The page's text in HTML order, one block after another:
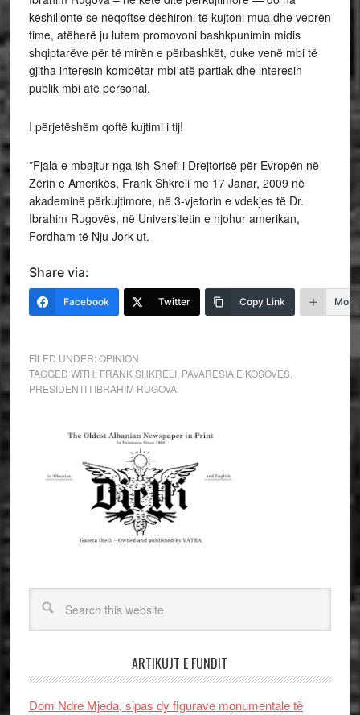
këshillonte se nëqoftse dëshironi të kujtoni mua dhe veprën
time, atëherë ju lutem promovoni bashkpunimin midis
shqiptarëve për të mirën e përbashkët, duke venë mbi të
gjitha interesin kombëtar mbi atë partiak dhe interesin
publik mbi atë personal.
I përjetëshëm qoftë kujtimi i tij!
*Fjala e mbajtur nga ish-Shefi i Drejtorisë për Evropën në
Zërin e Amerikës, Frank Shkreli me 17 Janar, 2009 në
akademinë përkujtimore, në 3-vjetorin e vdekjes të Dr.
Ibrahim Rugovës, në Universitetin e njohur amerikan,
Fordham të Nju Jork-ut.
Share via:
Facebook Twitter Copy Link More
FILED UNDER:OPINION
TAGGED WITH: FRANK SHKRELI, PAVARESIA E KOSOVES,
PRESIDENTI I IBRAHIM RUGOVA
ARTIKUJT E FUNDIT
Dom Ndre Mjeda, sipas dy figurave monumentale të